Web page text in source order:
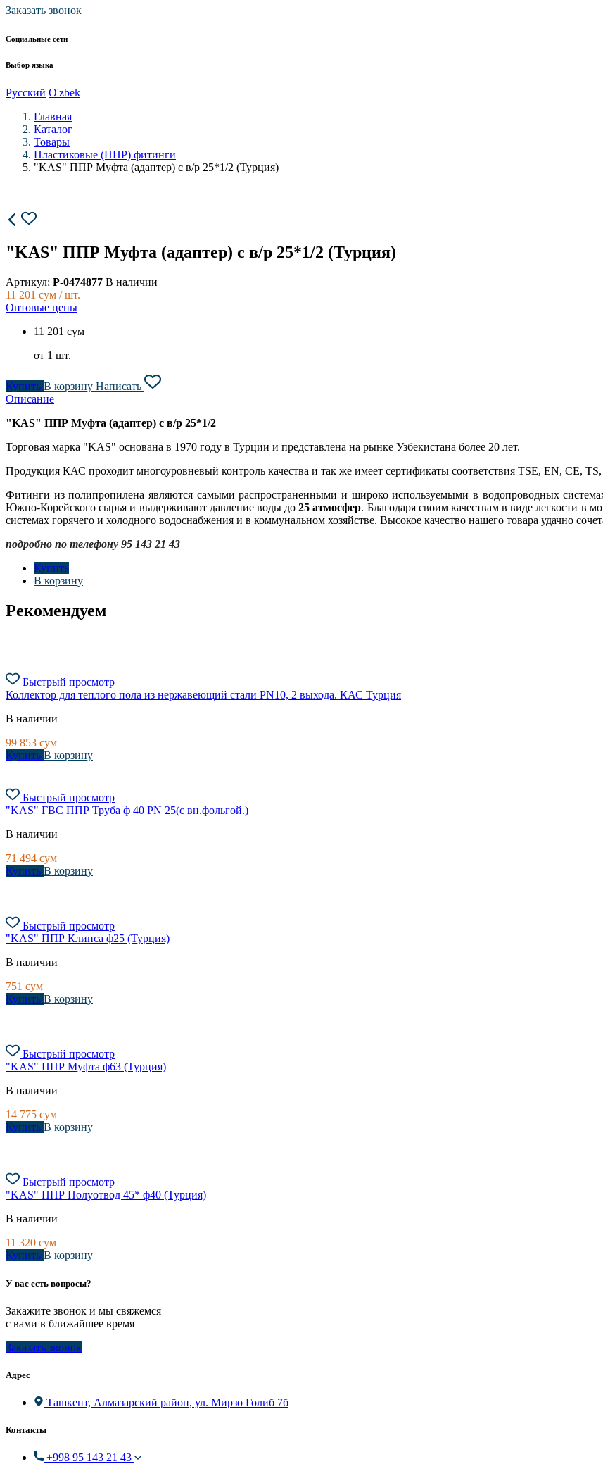
Заказать звонок
Социальные сети
Выбор языка
Русский O'zbek
Главная
Каталог
Товары
Пластиковые (ППР) фитинги
"KAS" ППР Муфта (адаптер) с в/р 25*1/2 (Турция)
"KAS" ППР Муфта (адаптер) с в/р 25*1/2 (Турция)
Артикул: P-0474877 В наличии
11 201 сум / шт.
Оптовые цены
11 201 сум
от 1 шт.
Купить В корзину Написать
Описание
"KAS" ППР Муфта (адаптер) с в/р 25*1/2
Торговая марка "KAS" основана в 1970 году в Турции и представлена на рынке Узбекистана более 20 лет.
Продукция КАС проходит многоуровневый контроль качества и так же имеет сертификаты соответствия TSE, EN, CE,
Фитинги из полипропилена являются самыми распространенными и широко используемыми в водопроводных
Южно-Корейского сырья и выдерживают давление воды до25 атмосфер. Благодаря своим качествам в виде легкости
системах горячего и холодного водоснабжения и в коммунальном хозяйстве. Высокое качество нашего товара удачно
подробно по телефону 95 143 21 43
Купить
В корзину
Рекомендуем
Быстрый просмотр
Коллектор для теплого пола из нержавеющий стали PN10, 2 выхода. КАС Турция
В наличии
99 853 сум
Купить В корзину
Быстрый просмотр
"KAS" ГВС ППР Труба ф 40 PN 25(с вн.фольгой.)
В наличии
71 494 сум
Купить В корзину
Быстрый просмотр
"KAS" ППР Клипса ф25 (Турция)
В наличии
751 сум
Купить В корзину
Быстрый просмотр
"KAS" ППР Муфта ф63 (Турция)
В наличии
14 775 сум
Купить В корзину
Быстрый просмотр
"KAS" ППР Полуотвод 45* ф40 (Турция)
В наличии
11 320 сум
Купить В корзину
У вас есть вопросы?
Закажите звонок и мы свяжемся
с вами в ближайшее время
Заказать звонок
Адрес
Ташкент, Алмазарский район, ул. Мирзо Голиб 7б
Контакты
+998 95 143 21 43